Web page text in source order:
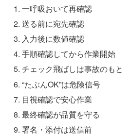
一呼吸おいて再確認
送る前に宛先確認
入力後に数値確認
手順確認してから作業開始
チェック飛ばしは事故のもと
“たぶんOK”は危険信号
目視確認で安心作業
最終確認が品質を守る
署名・添付は送信前